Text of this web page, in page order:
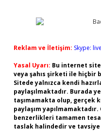
Reklam ve İletişim: Skype:
Yasal Uyarı: Bu internet
veya şahıs şirketi ile hiçbir
Sitede yalnızca kendi
paylaşılmaktadır. Burada
taşımamakta olup, gerçek
paylaşım
benzerlikleri tamamen
taslak halindedir ve